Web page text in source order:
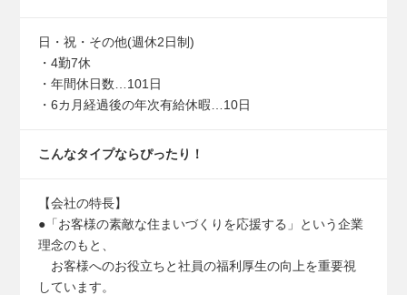
日・祝・その他(週休2日制)
・4勤7休
・年間休日数…101日
・6カ月経過後の年次有給休暇…10日
こんなタイプならぴったり！
【会社の特長】
●「お客様の素敵な住まいづくりを応援する」という企業
理念のもと、
お客様へのお役立ちと社員の福利厚生の向上を重要視
しています。